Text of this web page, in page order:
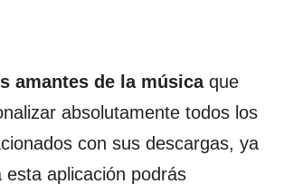
amantes de la músicaque
absolutamente todos los
con sus descargas, ya
esta aplicación podrás